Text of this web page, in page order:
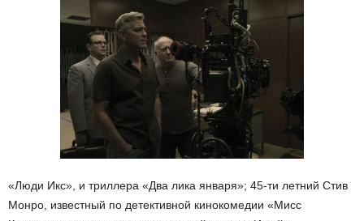
«Люди Икс», и триллера «Два лика января»; 45-ти летний Стив
Монро, известный по детективной кинокомедии «Мисс